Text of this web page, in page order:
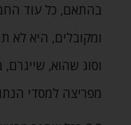
בהתאם‚ כל עוד
ומקובלים‚ היא לא
וסוג שהוא‚
מפריצה למסדי